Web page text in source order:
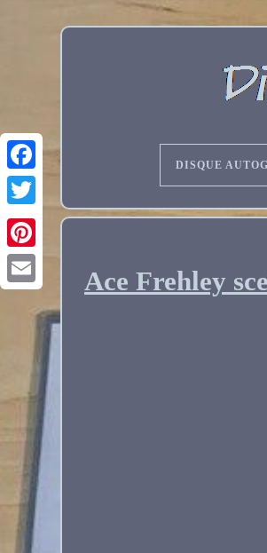
DISQUE
Ace Frehley